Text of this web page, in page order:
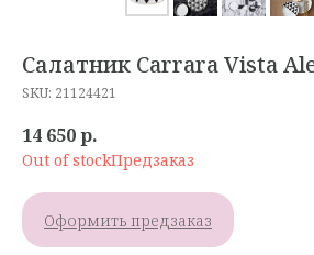
Салатник Carrara Vista
SKU: 21124421
14 650р.
Out of stock
Оформить предзаказ